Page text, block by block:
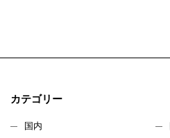
カテゴリー
国内